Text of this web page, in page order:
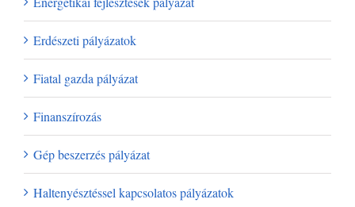
Erdészeti pályázatok
Fiatal gazda pályázat
Finanszírozás
Gép beszerzés pályázat
Haltenyésztéssel kapcsolatos pályázatok